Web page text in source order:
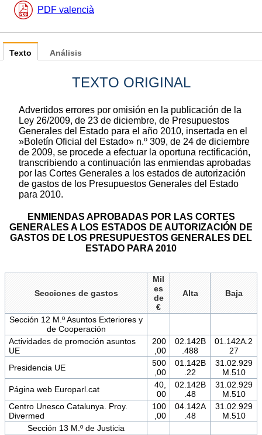
PDF valencià
Texto
TEXTO ORIGINAL
Advertidos errores por omisión en la publicación de la
Ley 26/2009, de 23 de diciembre, de Presupuestos
Generales del Estado para el año 2010, insertada en el
»Boletín Oficial del Estado» n.º 309, de 24 de diciembre
de 2009, se procede a efectuar la oportuna rectificación,
transcribiendo a continuación las enmiendas aprobadas
por las Cortes Generales a los estados de autorización
de gastos de los Presupuestos Generales del Estado
para 2010.
ENMIENDAS APROBADAS POR LAS CORTES
GENERALES A LOS ESTADOS DE AUTORIZACIÓN DE
GASTOS DE LOS PRESUPUESTOS GENERALES DEL
ESTADO PARA 2010
Secciones de gastos
Mil
es
de
€
Alta Baja
Sección 12 M.º Asuntos Exteriores y
de Cooperación
Actividades de promoción asuntos
UE
200
,00
02.142B
.488
01.142A.2
27
Presidencia UE
500
,00
01.142B
.22
31.02.929
M.510
Página web Europarl.cat
40,
00
02.142B
.48
31.02.929
M.510
Centro Unesco Catalunya. Proy.
Divermed
100
,00
04.142A
.48
31.02.929
M.510
Sección 13 M.º de Justicia
Análisis